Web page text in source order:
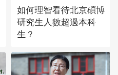
如何理智看待北京碩博
研究生人數超過本科
生？